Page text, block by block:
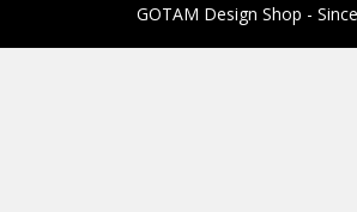
GOTAM Design Shop -